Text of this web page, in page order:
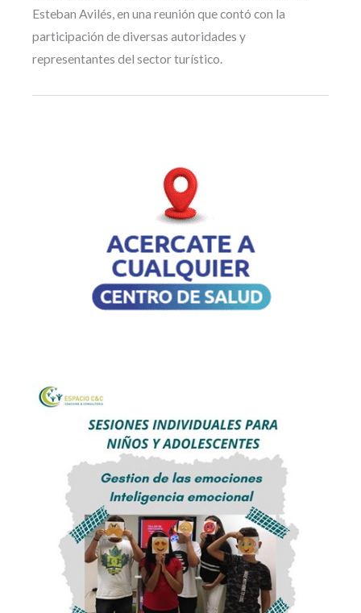
Esteban Avilés, en una reunión que contó con la
participación de diversas autoridades y
representantes del sector turístico.